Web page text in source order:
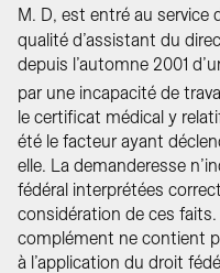
M. D, est entré au service
qualité d’assistant du
depuis l’automne 2001
par une incapacité de
le certificat médical y
été le facteur ayant
elle. La demanderesse
fédéral interprétées
considération de ces faits.
complément ne contient
à l’application du droit